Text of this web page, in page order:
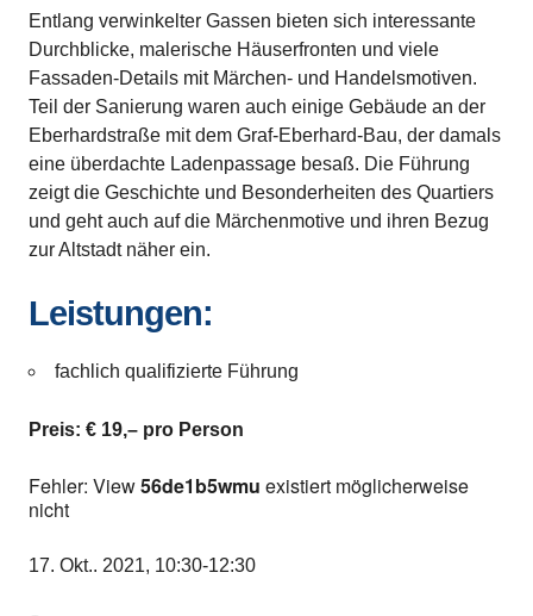
Entlang verwinkelter Gassen bieten sich interessante
Durchblicke, malerische Häuserfronten und viele
Fassaden-Details mit Märchen- und Handelsmotiven.
Teil der Sanierung waren auch einige Gebäude an der
Eberhardstraße mit dem Graf-Eberhard-Bau, der damals
eine überdachte Ladenpassage besaß. Die Führung
zeigt die Geschichte und Besonderheiten des Quartiers
und geht auch auf die Märchenmotive und ihren Bezug
zur Altstadt näher ein.
Leistungen:
fachlich qualifizierte Führung
Preis: € 19,– pro Person
Fehler: View56de1b5wmu existiert möglicherweise
nicht
17. Okt.. 2021, 10:30-12:30